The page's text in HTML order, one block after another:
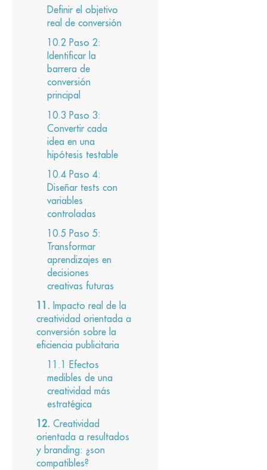
Definir el objetivo
real de conversión
Paso 2:
Identificar la
barrera de
conversión
principal
Paso 3:
Convertir cada
idea en una
hipótesis testable
Paso 4:
Diseñar tests con
variables
controladas
Paso 5:
Transformar
aprendizajes en
decisiones
creativas futuras
Impacto real de la
creatividad orientada a
conversión sobre la
eficiencia publicitaria
Efectos
medibles de una
creatividad más
estratégica
Creatividad
orientada a resultados
y branding: ¿son
compatibles?